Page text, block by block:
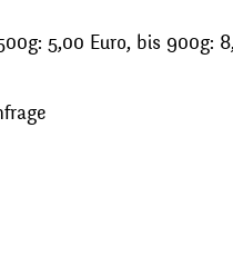
5,00 Euro, bis 900g: